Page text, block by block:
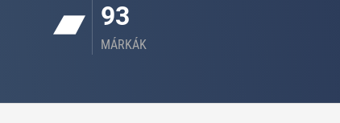
93
MÁRKÁK